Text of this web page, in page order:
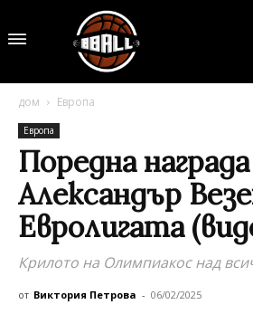
дом Европа
Европа
Поредна
Александър
Евролигата
Крилото на Олимпиакос над
от Виктория Петрова - 06/02/2025